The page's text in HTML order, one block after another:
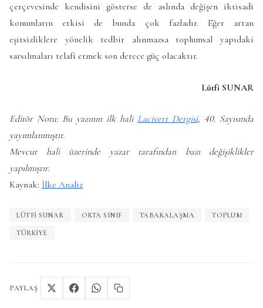
çerçevesinde kendisini gösterse de aslında değişen iktisadi
konumların etkisi de bunda çok fazladır. Eğer artan
eşitsizliklere yönelik tedbir alınmazsa toplumsal yapıdaki
sarsılmaları telafi etmek son derece güç olacaktır.
Lütfi SUNAR
Editör Notu: Bu yazının ilk hali Lacivert Dergisi, 40. Sayısında
yayımlanmıştır.
Mevcut hali üzerinde yazar tarafından bazı değişiklikler
yapılmıştır.
Kaynak: İlke Analiz
LÜTFI SUNAR ORTA SINIF TABAKALAŞMA TOPLUM
TÜRKIYE
PAYLAŞ